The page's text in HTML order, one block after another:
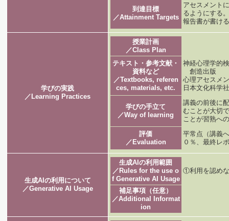
到達目標
／Attainment Targets
アセスメント
るようにする
報告書が書け
学びの実践
／Learning Practices
授業計画
／Class Plan
テキスト・参考文献・
資料など
／Textbooks, referen
ces, materials, etc.
神経心理学
創造出版
心理アセスメ
日本文化科学
学びの手立て
／Way of learning
講義の前後に
むことが大切
ことが習熟へ
評価
／Evaluation
平常点（講義
０％、最終レ
生成AIの利用について
／Generative AI Usage
生成AIの利用範囲
／Rules for the use o
f Generative AI Usage
①利用を認め
補足事項（任意）
／Additional Informat
ion